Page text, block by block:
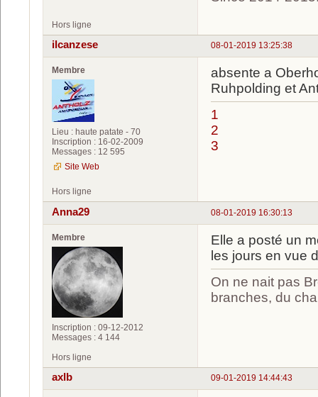
Hors ligne
08-01-2019 13:25:38
ilcanzese
Membre
Lieu : haute patate - 70
Inscription : 16-02-2009
Messages : 12 595
Site Web
absente a
Ruhpolding et
1
2
3
Hors ligne
08-01-2019 16:30:13
Anna29
Membre
Inscription : 09-12-2012
Messages : 4 144
Elle a posté un
les jours en vue
On ne nait pas
branches, du
Hors ligne
09-01-2019 14:44:43
axlb